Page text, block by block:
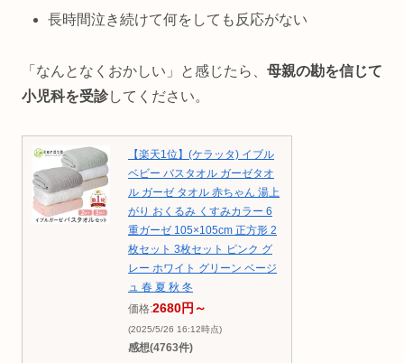
長時間泣き続けて何をしても反応がない
「なんとなくおかしい」と感じたら、 母親の勘を信じて
小児科を受診してください。
【楽天1位】(ケラッタ) イブル
ベビー バスタオル ガーゼタオ
ル ガーゼ タオル 赤ちゃん 湯上
がり おくるみ くすみカラー 6
重ガーゼ 105×105cm 正方形 2
枚セット 3枚セット ピンク グ
レー ホワイト グリーン ベージ
ュ 春 夏 秋 冬
価格:2680円～
(2025/5/26 16:12時点)
感想(4763件)